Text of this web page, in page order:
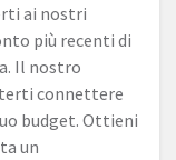
ai nostri
più recenti di
Il nostro
connettere
budget. Ottieni
un